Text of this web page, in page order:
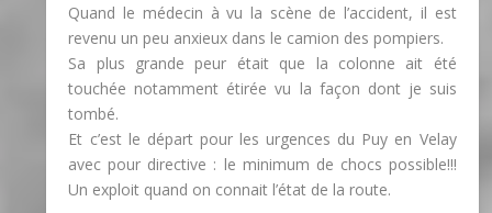
Quand le médecin à vu la scène de l’accident, il est
revenu un peu anxieux dans le camion des pompiers.
Sa plus grande peur était que la colonne ait été
touchée notamment étirée vu la façon dont je suis
tombé.
Et c’est le départ pour les urgences du Puy en Velay
avec pour directive : le minimum de chocs possible!!!
Un exploit quand on connait l’état de la route.